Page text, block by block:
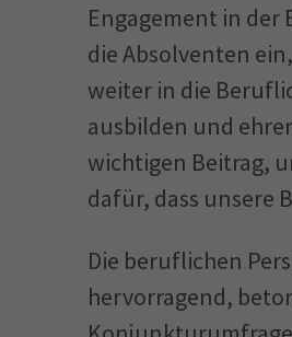
Engagement in
die Absolventen
weiter in die
ausbilden und
wichtigen Beitrag,
dafür, dass unsere
Die beruflichen
hervorragend,